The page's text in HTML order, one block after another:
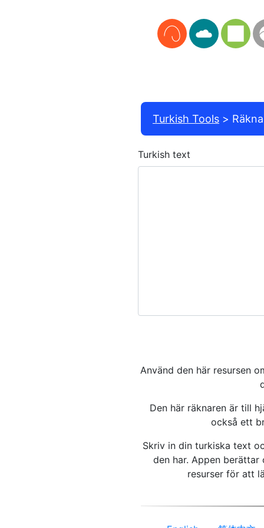
Turkish Tools
Turkish text
Använd den här resursen
Den här räknaren är till
också ett
Skriv in din turkiska text
den har. Appen
resurser för att